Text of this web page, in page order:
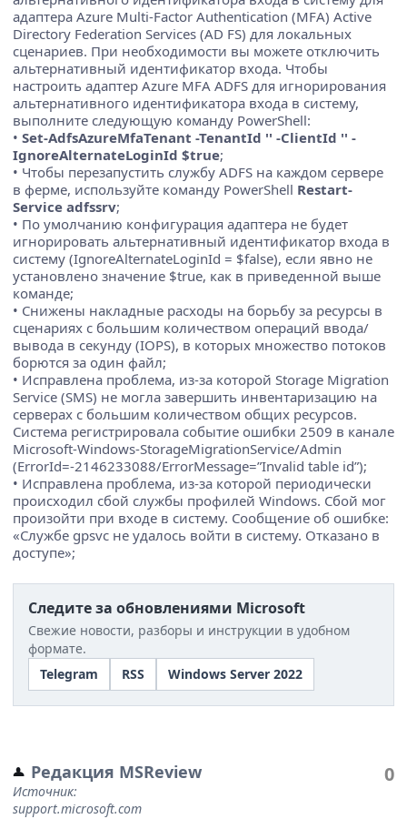
адаптера Azure Multi-Factor Authentication (MFA) Active
Directory Federation Services (AD FS) для локальных
сценариев. При необходимости вы можете отключить
альтернативный идентификатор входа. Чтобы
настроить адаптер Azure MFA ADFS для игнорирования
альтернативного идентификатора входа в систему,
выполните следующую команду PowerShell:
• Set-AdfsAzureMfaTenant -TenantId '' -ClientId '' -
IgnoreAlternateLoginId $true;
• Чтобы перезапустить службу ADFS на каждом сервере
в ферме, используйте команду PowerShell Restart-
Service adfssrv;
• По умолчанию конфигурация адаптера не будет
игнорировать альтернативный идентификатор входа в
систему (IgnoreAlternateLoginId = $false), если явно не
установлено значение $true, как в приведенной выше
команде;
• Снижены накладные расходы на борьбу за ресурсы в
сценариях с большим количеством операций ввода/
вывода в секунду (IOPS), в которых множество потоков
борются за один файл;
• Исправлена проблема, из-за которой Storage Migration
Service (SMS) не могла завершить инвентаризацию на
серверах с большим количеством общих ресурсов.
Система регистрировала событие ошибки 2509 в канале
Microsoft-Windows-StorageMigrationService/Admin
(ErrorId=-2146233088/ErrorMessage=”Invalid table id”);
• Исправлена проблема, из-за которой периодически
происходил сбой службы профилей Windows. Сбой мог
произойти при входе в систему. Сообщение об ошибке:
«Службе gpsvc не удалось войти в систему. Отказано в
доступе»;
Следите за обновлениями Microsoft
Свежие новости, разборы и инструкции в удобном
формате.
Telegram
RSS Windows Server 2022
Редакция MSReview
Источник:
support.microsoft.com
0